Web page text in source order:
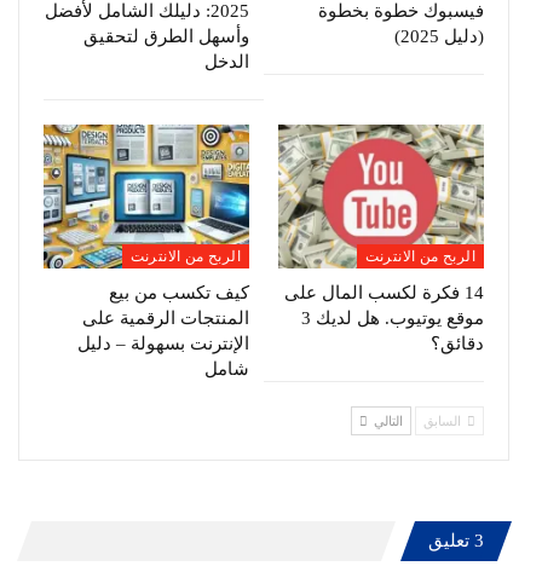
فيسبوك خطوة بخطوة
(دليل 2025)
2025: دليلك الشامل لأفضل
وأسهل الطرق لتحقيق
الدخل
الربح من الانترنت
14 فكرة لكسب المال على
موقع يوتيوب. هل لديك 3
دقائق؟
الربح من الانترنت
كيف تكسب من بيع
المنتجات الرقمية على
الإنترنت بسهولة – دليل
شامل
السابق التالي
3 تعليق